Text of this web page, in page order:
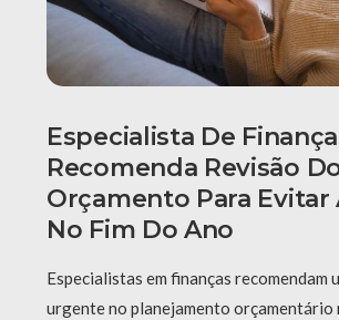
Especialista De
Recomenda Revisão
Orçamento Para
No Fim Do Ano
Especialistas em finanças recomendam
urgente no planejamento orçamentário